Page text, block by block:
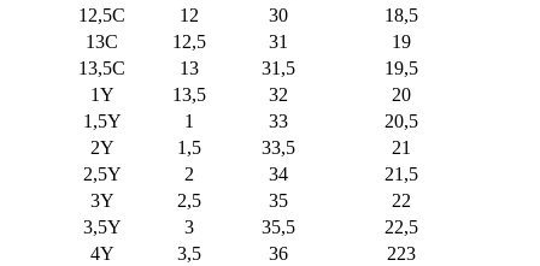
12,5C
12 30
18,5
13C
12,5 31
19
13,5C
13 31,5
19,5
1Y
13,5 32
20
1,5Y
1 33
20,5
2Y
1,5 33,5
21
2,5Y
2 34
21,5
3Y
2,5 35
22
3,5Y
3 35,5
22,5
4Y
3,5 36
223